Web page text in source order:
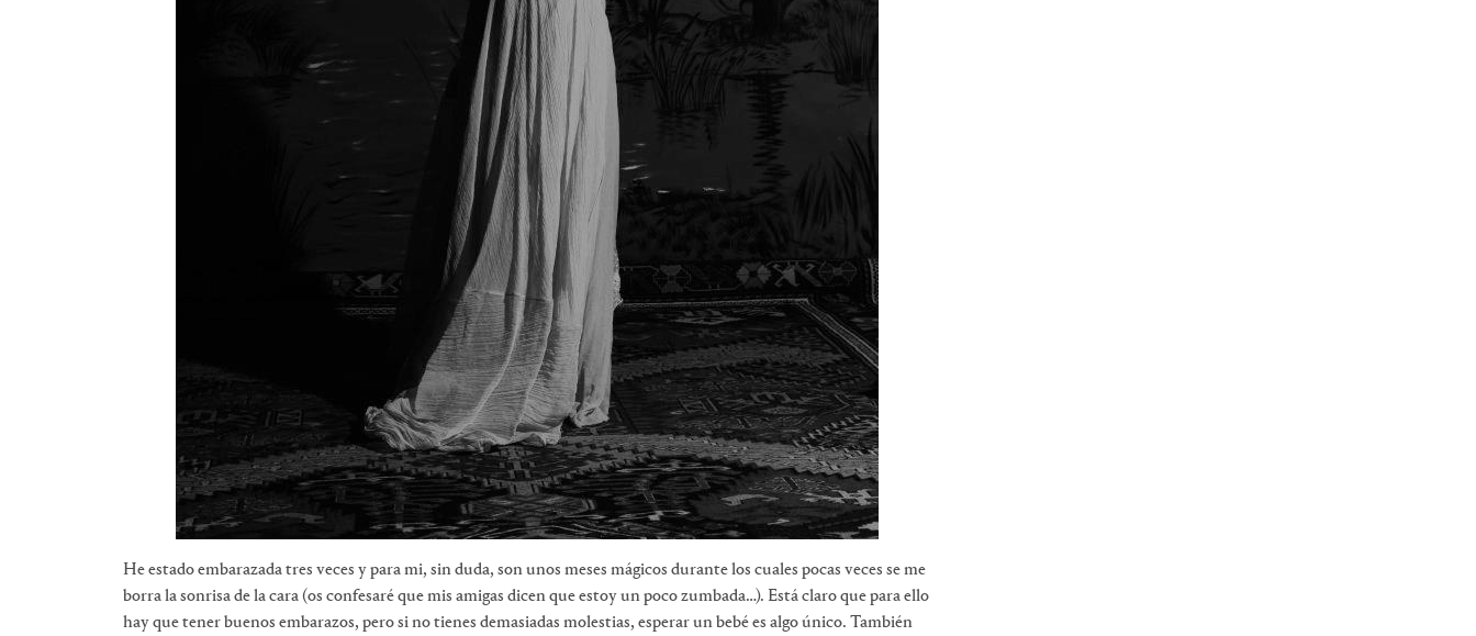
He estado embarazada tres veces y para mi, sin duda, son unos meses mágicos durante los cuales pocas veces se me
borra la sonrisa de la cara (os confesaré que mis amigas dicen que estoy un poco zumbada…). Está claro que para ello
hay que tener buenos embarazos, pero si no tienes demasiadas molestias, esperar un bebé es algo único. También